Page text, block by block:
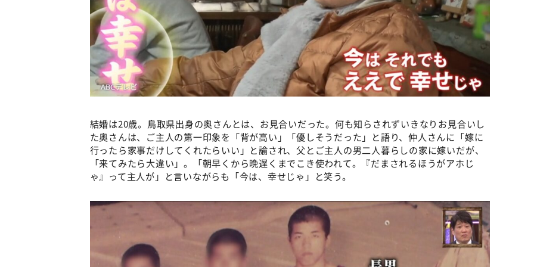
結婚は20歳。鳥取県出身の奥さんとは、お見合いだった。何も知らされずいきなりお見合いし
た奥さんは、ご主人の第一印象を「背が高い」「優しそうだった」と語り、仲人さんに「嫁に
行ったら家事だけしてくれたらいい」と諭され、父とご主人の男二人暮らしの家に嫁いだが、
「来てみたら大違い」。「朝早くから晩遅くまでこき使われて。『だまされるほうがアホじ
ゃ』って主人が」と言いながらも「今は、幸せじゃ」と笑う。